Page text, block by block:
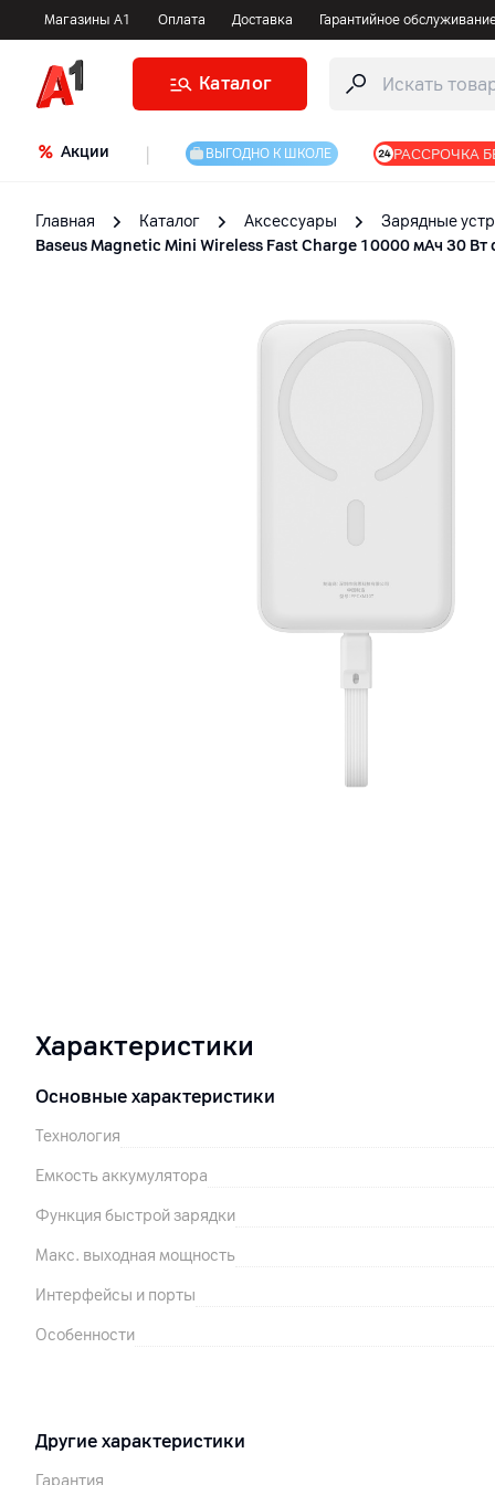
Магазины А1 Оплата Доставка Гарантийное
Каталог
Акции ВЫГОДНО К ШКОЛЕ РАССРОЧКА
Главная Каталог Аксессуары Зарядные
Baseus Magnetic Mini Wireless Fast Charge 10000 мАч 30
Характеристики
Основные характеристики
Технология
Емкость аккумулятора
Функция быстрой зарядки
Макс. выходная мощность
Интерфейсы и порты
Особенности
Другие характеристики
Гарантия